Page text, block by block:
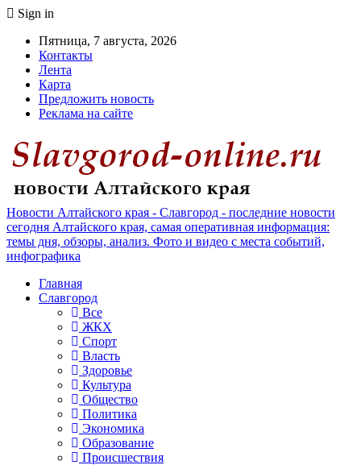
Sign in
Пятница, 7 августа, 2026
Контакты
Лента
Карта
Предложить новость
Реклама на сайте
Новости Алтайского края - Славгород - последние новости
сегодня Алтайского края, самая оперативная информация:
темы дня, обзоры, анализ. Фото и видео с места событий,
инфографика
Главная
Славгород
Все
ЖКХ
Спорт
Власть
Здоровье
Культура
Общество
Политика
Экономика
Образование
Происшествия